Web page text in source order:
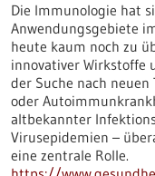
Die Immunologie hat
Anwendungsgebiete
heute kaum noch zu
innovativer Wirkstoffe
der Suche nach
oder
altbekannter
Virusepidemien –
eine zentrale Rolle.